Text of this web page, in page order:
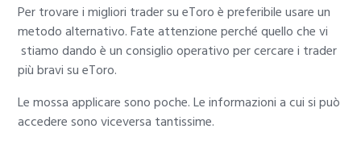
Per trovare i migliori trader su eToro è preferibile usare un
metodo alternativo. Fate attenzione perché quello che vi
stiamo dando è un consiglio operativo per cercare i trader
più bravi su eToro.
Le mossa applicare sono poche. Le informazioni a cui si può
accedere sono viceversa tantissime.